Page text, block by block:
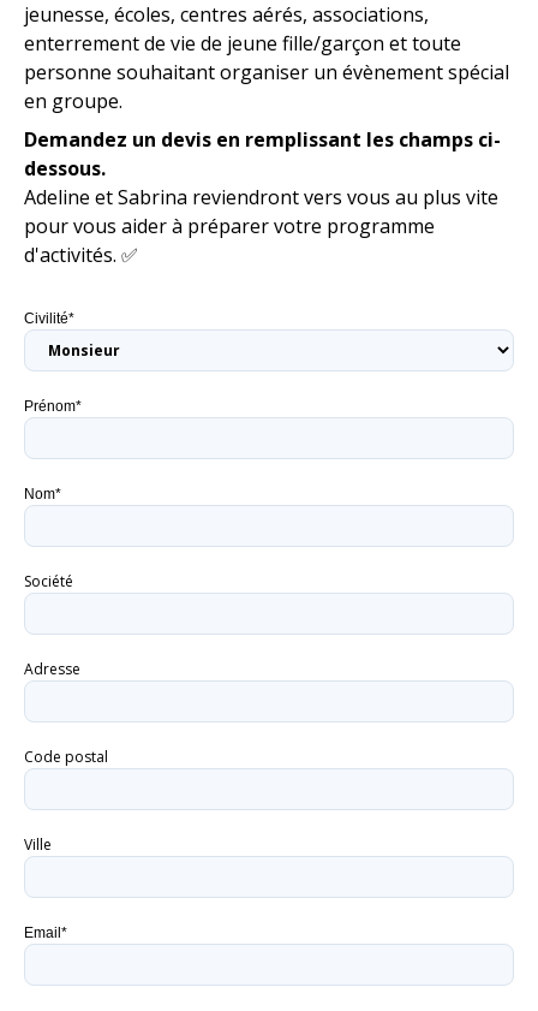
jeunesse, écoles, centres aérés, associations,
enterrement de vie de jeune fille/garçon et toute
personne souhaitant organiser un évènement spécial
en groupe.
Demandez un devis en remplissant les champs ci-
dessous.
Adeline et Sabrina reviendront vers vous au plus vite
pour vous aider à préparer votre programme
d'activités. ✅
Civilité*
Prénom*
Nom*
Société
Adresse
Code postal
Ville
Email*